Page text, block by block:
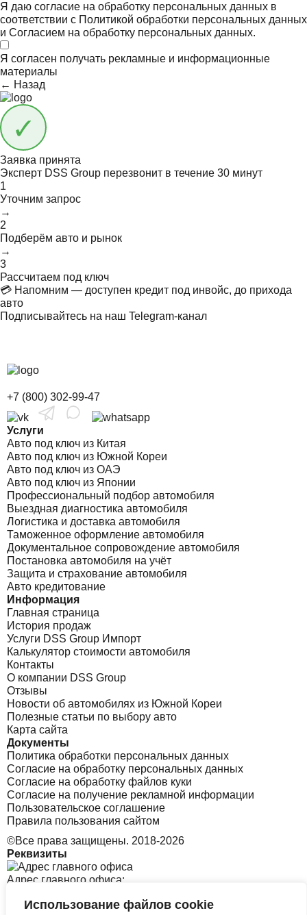
Использование файлов cookie
Я даю согласие на обработку персональных данных в
соответствии с Политикой обработки персональных данных
и Согласием на обработку персональных данных.
Я согласен получать рекламные и информационные
материалы
← Назад
Заявка принята
Эксперт DSS Group перезвонит в течение 30 минут
1
Уточним запрос
→
2
Подберём авто и рынок
→
3
Рассчитаем под ключ
💳 Напомним — доступен кредит под инвойс, до прихода
авто
Подписывайтесь на наш Telegram-канал
+7 (800) 302-99-47
Услуги
Авто под ключ из Китая
Авто под ключ из Южной Кореи
Авто под ключ из ОАЭ
Авто под ключ из Японии
Профессиональный подбор автомобиля
Выездная диагностика автомобиля
Логистика и доставка автомобиля
Таможенное оформление автомобиля
Документальное сопровождение автомобиля
Постановка автомобиля на учёт
Защита и страхование автомобиля
Авто кредитование
Информация
Главная страница
История продаж
Услуги DSS Group Импорт
Калькулятор стоимости автомобиля
Контакты
О компании DSS Group
Отзывы
Новости об автомобилях из Южной Кореи
Полезные статьи по выбору авто
Карта сайта
Документы
Политика обработки персональных данных
Согласие на обработку персональных данных
Согласие на обработку файлов куки
Согласие на получение рекламной информации
Пользовательское соглашение
Правила пользования сайтом
©Все права защищены. 2018-2026
Реквизиты
Адрес главного офиса: